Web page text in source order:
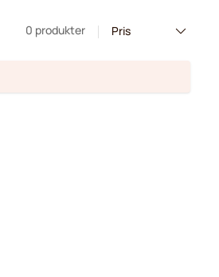
0 produkter